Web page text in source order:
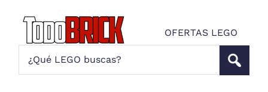
contenido
principal
página
Brick
OFERTAS LEGO
Noticias